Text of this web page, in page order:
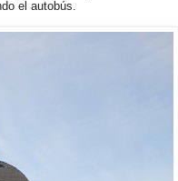
el autobús.